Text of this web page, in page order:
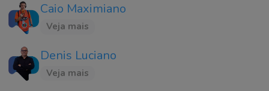
Caio Maximiano
Veja mais
Denis Luciano
Veja mais